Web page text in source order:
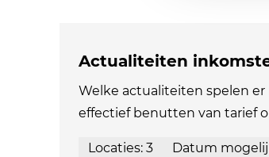
Actualiteiten
Welke actualiteiten spelen
effectief benutten van tarief
Locaties: 3 Datum